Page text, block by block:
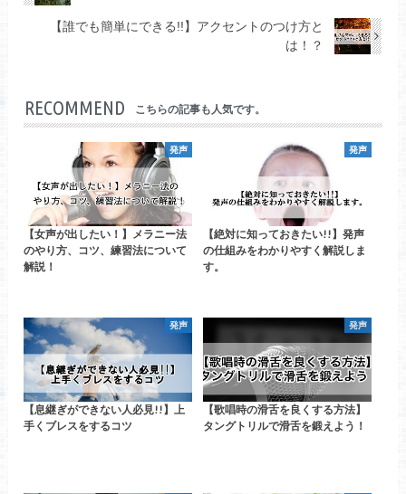
【誰でも簡単にできる!!】アクセントのつけ方と
は！？
RECOMMEND こちらの記事も人気です。
発声
【女声が出したい！】メラニー法
のやり方、コツ、練習法について
解説！
発声
【絶対に知っておきたい!!】発声
の仕組みをわかりやすく解説しま
す。
発声
【息継ぎができない人必見!!】上
手くブレスをするコツ
発声
【歌唱時の滑舌を良くする方法】
タングトリルで滑舌を鍛えよう！